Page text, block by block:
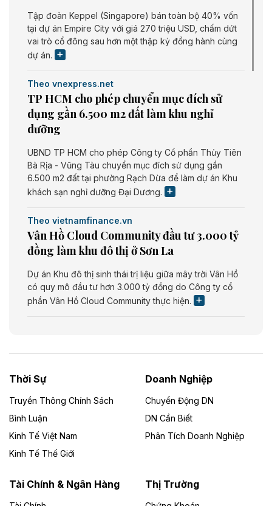
Tập đoàn Keppel (Singapore) bán toàn bộ 40% vốn
tại dự án Empire City với giá 270 triệu USD, chấm dứt
vai trò cổ đông sau hơn một thập kỷ đồng hành cùng
dự án.
Theo vnexpress.net
TP HCM cho phép chuyển mục đích sử
dụng gần 6.500 m2 đất làm khu nghỉ
dưỡng
UBND TP HCM cho phép Công ty Cổ phần Thủy Tiên
Bà Rịa - Vũng Tàu chuyển mục đích sử dụng gần
6.500 m2 đất tại phường Rạch Dừa để làm dự án Khu
khách sạn nghỉ dưỡng Đại Dương.
Theo vietnamfinance.vn
Vân Hồ Cloud Community đầu tư 3.000 tỷ
đồng làm khu đô thị ở Sơn La
Dự án Khu đô thị sinh thái trị liệu giữa mây trời Vân Hồ
có quy mô đầu tư hơn 3.000 tỷ đồng do Công ty cổ
phần Vân Hồ Cloud Community thực hiện.
Dự án Nhà máy xử lý rác và phát điện Bắc Giang do
Công ty TNHH Năng lượng môi trường Bắc Giang làm
Theo vietnamfinance.vn
Đức Long Gia Lai mở rộng ‘hệ sinh thái’
Lai
Thời Sự
Truyền Thông Chính Sách
Bình Luận
Kinh Tế Việt Nam
Kinh Tế Thế Giới
Doanh Nghiệp
Chuyển Động DN
DN Cần Biết
Phân Tích Doanh Nghiệp
Tài Chính & Ngân Hàng Thị Trường